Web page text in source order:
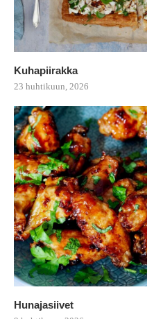
Kuhapiirakka
23 huhtikuun, 2026
Hunajasiivet